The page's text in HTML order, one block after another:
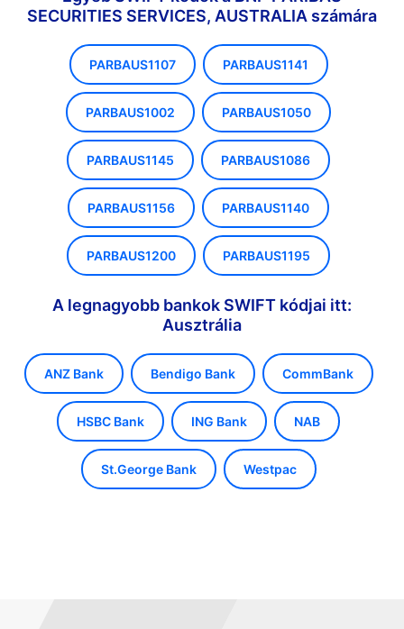
SECURITIES SERVICES, AUSTRALIA számára
PARBAUS1107 PARBAUS1141
PARBAUS1002 PARBAUS1050
PARBAUS1145 PARBAUS1086
PARBAUS1156 PARBAUS1140
PARBAUS1200 PARBAUS1195
A legnagyobb bankok SWIFT kódjai itt:
Ausztrália
ANZ Bank Bendigo Bank CommBank
HSBC Bank ING Bank NAB
St.George Bank Westpac